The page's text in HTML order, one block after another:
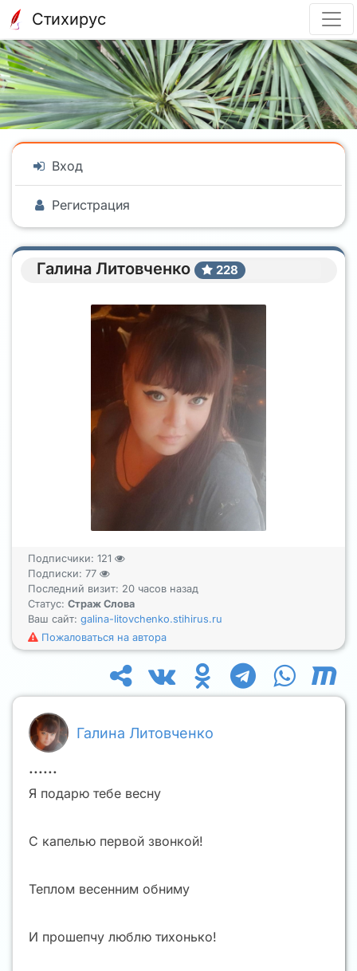
Стихирус
Вход
Регистрация
Галина Литовченко 228
Подписчики: 121
Подписки: 77
Последний визит: 20 часов назад
Статус: Страж Слова
Ваш сайт: galina-litovchenko.stihirus.ru
Пожаловаться на автора
Галина Литовченко
......
Я подарю тебе весну
С капелью первой звонкой!
Теплом весенним обниму
И прошепчу люблю тихонько!